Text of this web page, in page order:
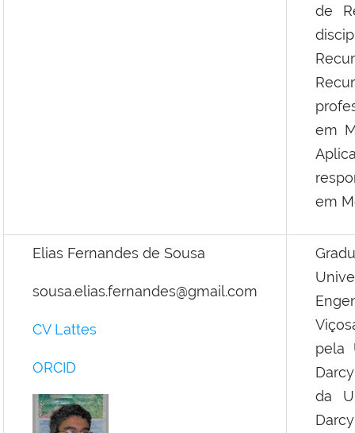
de
em
em
Elias Fernandes de Sousa
sousa.elias.fernandes@gmail.com
CV Lattes
ORCID
pela
da